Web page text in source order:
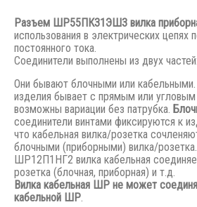
Разъем ШР55ПК31ЭШ3 вилка
использования в электрических цепях
постоянного тока.
Соединители выполнены из двух
Они бывают блочными или кабельными.
изделия бывает с прямым или
возможны вариации без патрубка.
соединители винтами фиксируются к
что кабельная вилка/розетка
блочными (приборными) вилка/
ШР12П1НГ2 вилка кабельная
розетка (блочная, приборная) и т.д.
Вилка кабельная ШР не может
кабельной ШР